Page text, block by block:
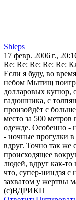
Shleps
17 февр. 2006 г.,
Re: Re: Re: Re: Re:
Если я буду, во
небом Мытищ
долларовых купюр,
гадюшника, с
произойдёт с
место за 500
одежде. Особенно -
- ночные прогулки
вдруг. Точно так же
происходящее
людей, вдруг как-
что, супер-ниндзя с
захватом у жертвы
(c)ВДРИКП